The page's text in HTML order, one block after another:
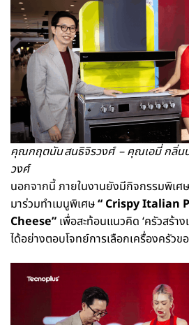
คุณกฤตนัน สนธิจิรวงศ์– คุณเอมี่ กลิ่น
วงศ์
นอกจากนี้ ภายในงานยังมีกิจกรรมพิเศ
มาร่วมทำเมนูพิเศษ“ Crispy Italian
Cheese” เพื่อสะท้อนแนวคิด ‘ครัวสร้าง
ได้อย่างตอบโจทย์การเลือกเครื่องครัว